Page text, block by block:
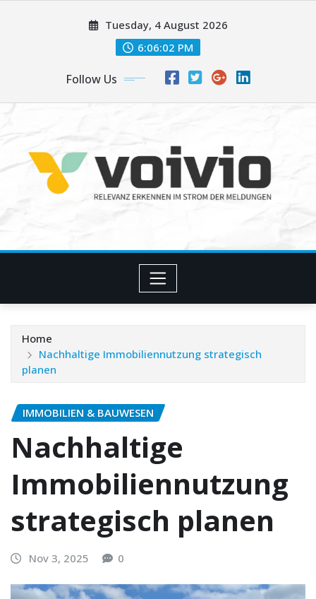
Tuesday, 4 August 2026
6:06:02 PM
Follow Us
Home
Nachhaltige Immobiliennutzung strategisch
planen
IMMOBILIEN & BAUWESEN
Nachhaltige
Immobiliennutzung
strategisch planen
Nov 3, 2025 0